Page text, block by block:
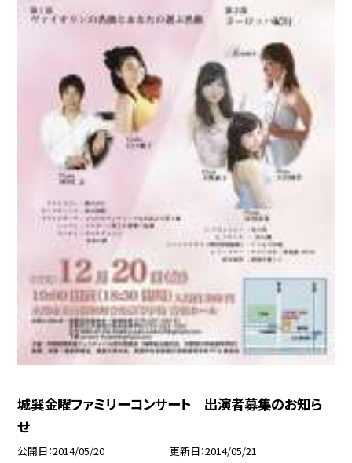
城巽金曜ファミリーコンサート 出演者募集のお知ら
せ
公開日 2014/05/20 更新日 2014/05/21